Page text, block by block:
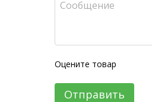
Оцените товар
Отправить